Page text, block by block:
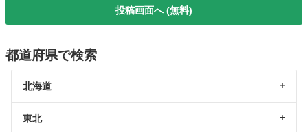
投稿画面へ (無料)
都道府県で検索
北海道
東北